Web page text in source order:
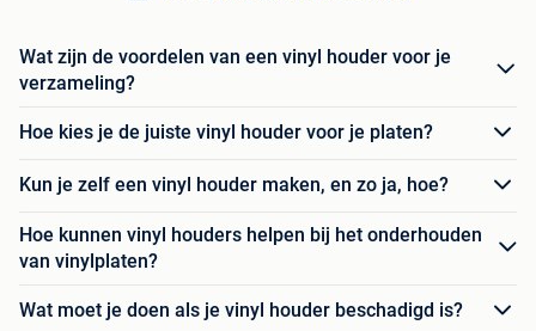
Wat zijn de voordelen van een vinyl houder voor je
verzameling?
Hoe kies je de juiste vinyl houder voor je platen?
Kun je zelf een vinyl houder maken, en zo ja, hoe?
Hoe kunnen vinyl houders helpen bij het onderhouden
van vinylplaten?
Wat moet je doen als je vinyl houder beschadigd is?